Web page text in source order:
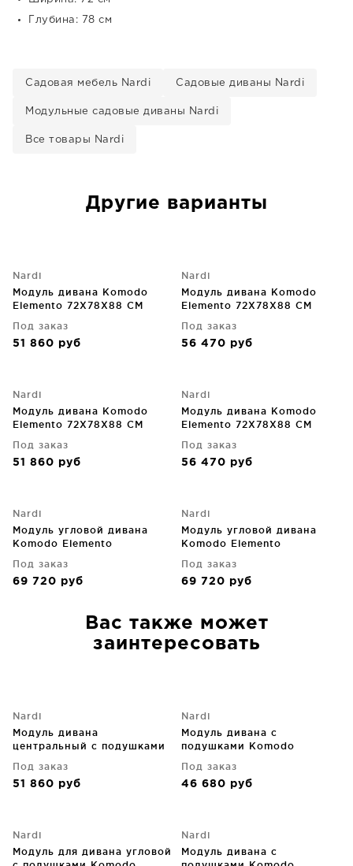
Глубина: 78 см
Садовая мебель Nardi Садовые диваны Nardi
Модульные садовые диваны Nardi
Все товары Nardi
Другие варианты
Nardi
Модуль дивана Komodo
Elemento 72X78X88 CM
Под заказ
51 860 руб
Nardi
Модуль дивана Komodo
Elemento 72X78X88 CM
Под заказ
56 470 руб
Nardi
Модуль дивана Komodo
Elemento 72X78X88 CM
Под заказ
51 860 руб
Nardi
Модуль дивана Komodo
Elemento 72X78X88 CM
Под заказ
56 470 руб
Nardi
Модуль угловой дивана
Komodo Elemento
Под заказ
69 720 руб
Nardi
Модуль угловой дивана
Komodo Elemento
Под заказ
69 720 руб
Вас также может
заинтересовать
Nardi
Модуль дивана
центральный с подушками
Под заказ
51 860 руб
Nardi
Модуль дивана с
подушками Komodo
Под заказ
46 680 руб
Nardi
Модуль для дивана угловой
Nardi
Модуль дивана с